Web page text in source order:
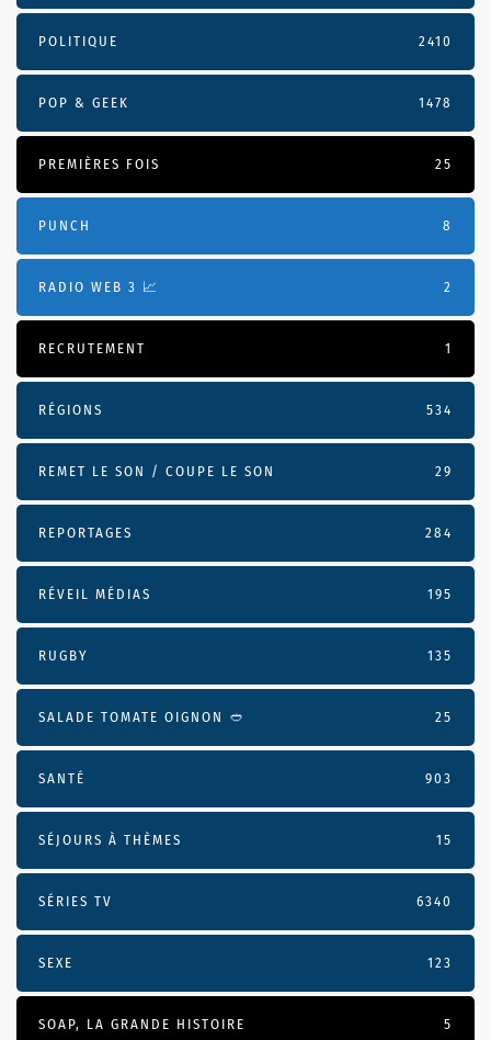
POLITIQUE 2410
POP & GEEK 1478
PREMIÈRES FOIS 25
PUNCH 8
RADIO WEB 3 📈 2
RECRUTEMENT 1
RÉGIONS 534
REMET LE SON / COUPE LE SON 29
REPORTAGES 284
RÉVEIL MÉDIAS 195
RUGBY 135
SALADE TOMATE OIGNON 🥙 25
SANTÉ 903
SÉJOURS À THÈMES 15
SÉRIES TV 6340
SEXE 123
SOAP, LA GRANDE HISTOIRE 5